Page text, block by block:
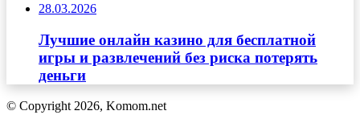
28.03.2026
Лучшие онлайн казино для бесплатной
игры и развлечений без риска потерять
деньги
© Copyright 2026, Komom.net